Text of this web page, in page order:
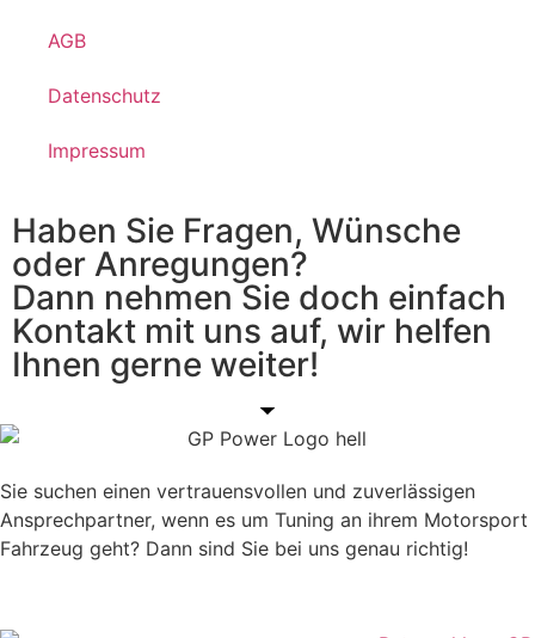
AGB
Datenschutz
Impressum
Haben Sie Fragen, Wünsche
oder Anregungen?
Dann nehmen Sie doch einfach
Kontakt mit uns auf, wir helfen
Ihnen gerne weiter!
Sie suchen einen vertrauensvollen und zuverlässigen
Ansprechpartner, wenn es um Tuning an ihrem Motorsport
Fahrzeug geht? Dann sind Sie bei uns genau richtig!